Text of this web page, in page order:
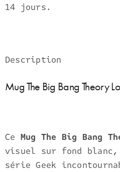
14 jours.
Description
Mug The Big Bang Theory
Ce Mug The Big Bang
visuel sur fond
série Geek